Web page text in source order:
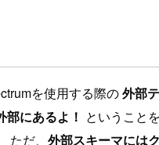
を使用する際の外部
部にあるよ！ ということ
ただ、 外部スキーマには